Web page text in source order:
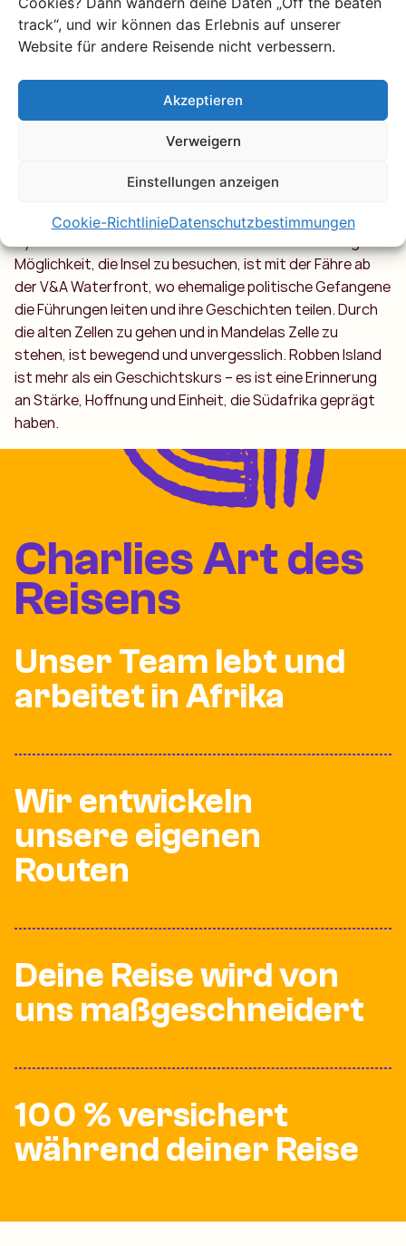
track“, und wir können das Erlebnis auf unserer
Website für andere Reisende nicht verbessern.
Akzeptieren
Verweigern
Einstellungen anzeigen
Cookie-RichtlinieDatenschutzbestimmungen
Reise durch die
Geschichte
Südafrikas
Südafrikas Geschichte entscheidend geprägt hat.
Jahrhunderte lang war es ein Ort des Exils und der
Gefangenschaft, wo Nelson Mandela 18 seiner 27 Jahre
hinter Gittern verbrachte. Heute ist es ein starkes
Möglichkeit, die Insel zu besuchen, ist mit der Fähre ab
der V&A Waterfront, wo ehemalige politische Gefangene
die Führungen leiten und ihre Geschichten teilen. Durch
die alten Zellen zu gehen und in Mandelas Zelle zu
stehen, ist bewegend und unvergesslich. Robben Island
ist mehr als ein Geschichtskurs – es ist eine Erinnerung
an Stärke, Hoffnung und Einheit, die Südafrika geprägt
haben.
Charlies Art des
Reisens
Unser Team lebt und
arbeitet in Afrika
Wir entwickeln
unsere eigenen
Routen
Deine Reise wird von
uns maßgeschneidert
100 % versichert
während deiner Reise